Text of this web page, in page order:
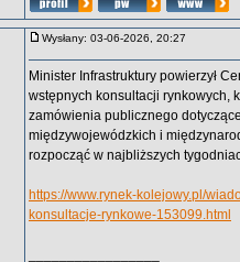
Wysłany: 03-06-2026, 20:27
Minister Infrastruktury powierzył
wstępnych konsultacji rynkowych,
zamówienia publicznego
międzywojewódzkich i
rozpocząć w najbliższych
https://www.rynek-kolejowy.pl/
konsultacje-rynkowe-153099.html